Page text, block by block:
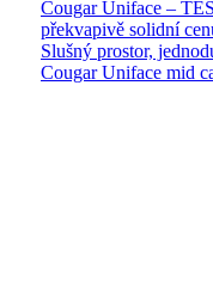
Cougar Uniface –
překvapivě solidní
Slušný prostor,
Cougar Uniface mid